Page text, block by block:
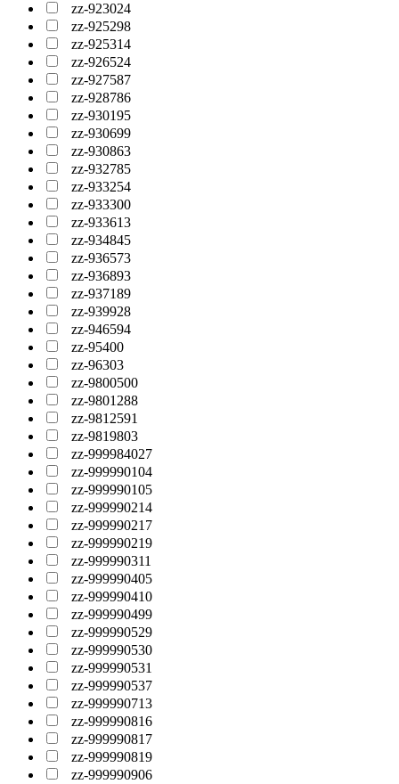
zz-923024
zz-925298
zz-925314
zz-926524
zz-927587
zz-928786
zz-930195
zz-930699
zz-930863
zz-932785
zz-933254
zz-933300
zz-933613
zz-934845
zz-936573
zz-936893
zz-937189
zz-939928
zz-946594
zz-95400
zz-96303
zz-9800500
zz-9801288
zz-9812591
zz-9819803
zz-999984027
zz-999990104
zz-999990105
zz-999990214
zz-999990217
zz-999990219
zz-999990311
zz-999990405
zz-999990410
zz-999990499
zz-999990529
zz-999990530
zz-999990531
zz-999990537
zz-999990713
zz-999990816
zz-999990817
zz-999990819
zz-999990906